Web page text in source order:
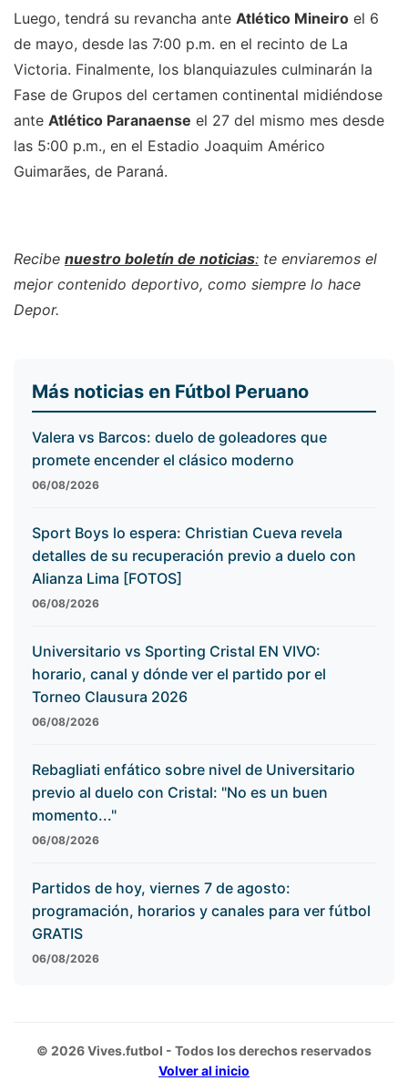
Luego, tendrá su revancha ante Atlético Mineiro el 6
de mayo, desde las 7:00 p.m. en el recinto de La
Victoria. Finalmente, los blanquiazules culminarán la
Fase de Grupos del certamen continental midiéndose
ante Atlético Paranaense el 27 del mismo mes desde
las 5:00 p.m., en el Estadio Joaquim Américo
Guimarães, de Paraná.
Recibe nuestro boletín de noticias: te enviaremos el
mejor contenido deportivo, como siempre lo hace
Depor.
Más noticias en Fútbol Peruano
Valera vs Barcos: duelo de goleadores que
promete encender el clásico moderno
06/08/2026
Sport Boys lo espera: Christian Cueva revela
detalles de su recuperación previo a duelo con
Alianza Lima [FOTOS]
06/08/2026
Universitario vs Sporting Cristal EN VIVO:
horario, canal y dónde ver el partido por el
Torneo Clausura 2026
06/08/2026
Rebagliati enfático sobre nivel de Universitario
previo al duelo con Cristal: "No es un buen
momento..."
06/08/2026
Partidos de hoy, viernes 7 de agosto:
programación, horarios y canales para ver fútbol
GRATIS
06/08/2026
© 2026 Vives.futbol - Todos los derechos reservados
Volver al inicio